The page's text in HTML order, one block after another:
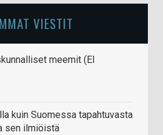
VIESTIT
meemit (EI
kuin Suomessa tapahtuvasta
sen ilmiöistä